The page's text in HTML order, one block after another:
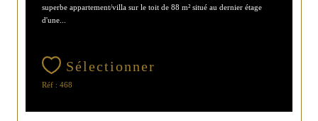
superbe appartement/villa sur le toit de 88 m² situé au dernier étage
d'une...
Sélectionner
Réf : 468